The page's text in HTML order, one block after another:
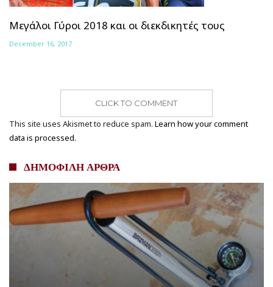
Μεγάλοι Γύροι 2018 και οι διεκδικητές τους
December 16, 2017
CLICK TO COMMENT
This site uses Akismet to reduce spam. Learn how your comment
data is processed.
ΔΗΜΟΦΙΛΗ ΑΡΘΡΑ